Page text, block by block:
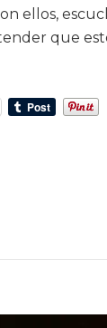
ellos,
que